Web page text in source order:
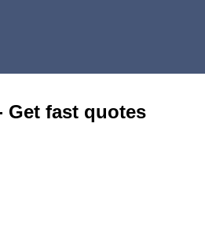
Get fast quotes